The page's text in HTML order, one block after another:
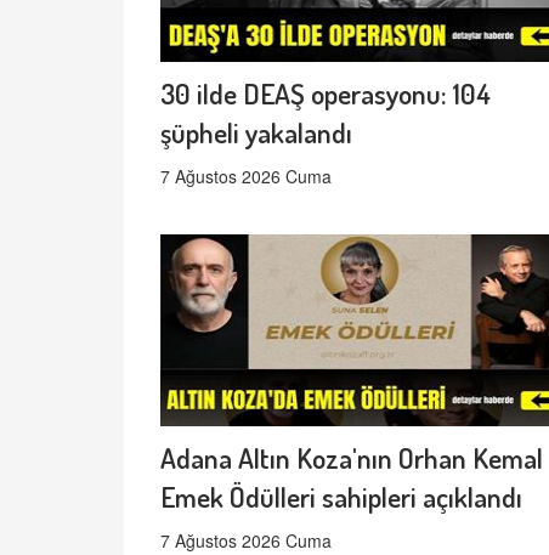
30 ilde DEAŞ operasyonu: 104
şüpheli yakalandı
7 Ağustos 2026 Cuma
Adana Altın Koza'nın Orhan Kemal
Emek Ödülleri sahipleri açıklandı
7 Ağustos 2026 Cuma